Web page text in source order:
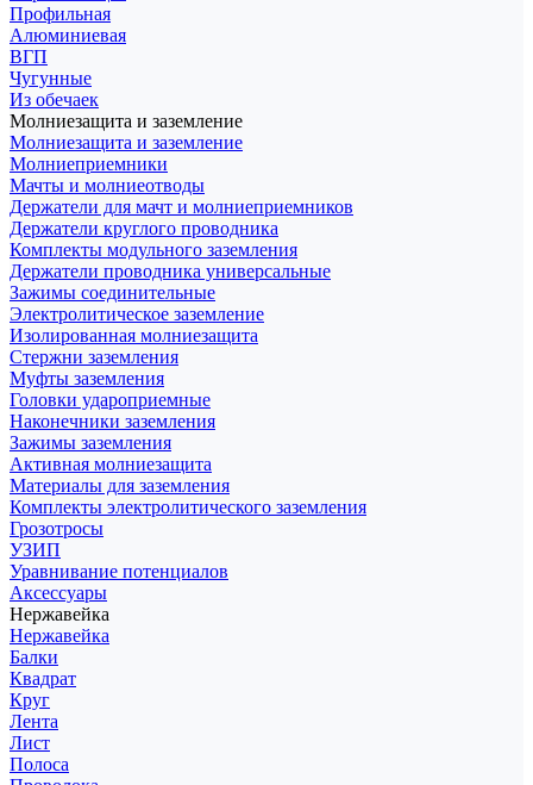
Профильная
Алюминиевая
ВГП
Чугунные
Из обечаек
Молниезащита и заземление
Молниезащита и заземление
Молниеприемники
Мачты и молниеотводы
Держатели для мачт и молниеприемников
Держатели круглого проводника
Комплекты модульного заземления
Держатели проводника универсальные
Зажимы соединительные
Электролитическое заземление
Изолированная молниезащита
Стержни заземления
Муфты заземления
Головки удароприемные
Наконечники заземления
Зажимы заземления
Активная молниезащита
Материалы для заземления
Комплекты электролитического заземления
Грозотросы
УЗИП
Уравнивание потенциалов
Аксессуары
Нержавейка
Нержавейка
Балки
Квадрат
Круг
Лента
Лист
Полоса